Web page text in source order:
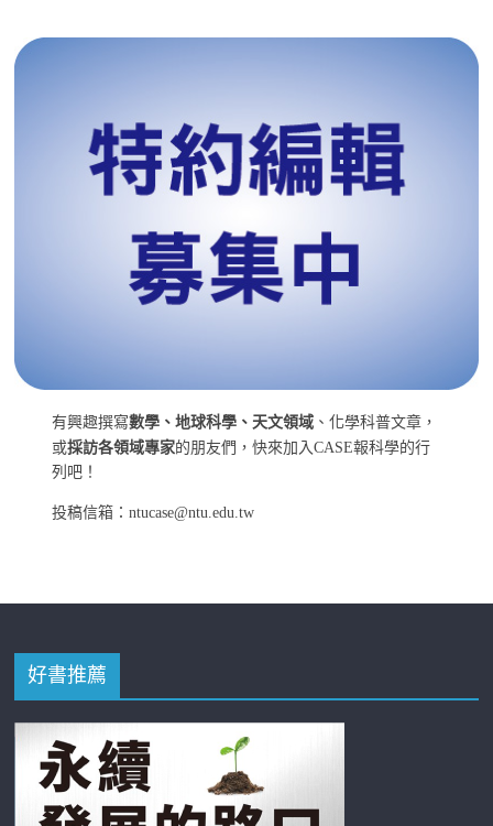
有興趣撰寫數學、地球科學、天文領域 、化學科普文章，
或採訪各領域專家的朋友們，快來加入CASE報科學的行
列吧！
投稿信箱：ntucase@ntu.edu.tw
好書推薦